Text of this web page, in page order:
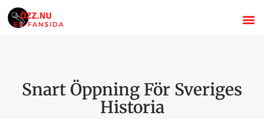
Snart Öppning För Sveriges
Historia